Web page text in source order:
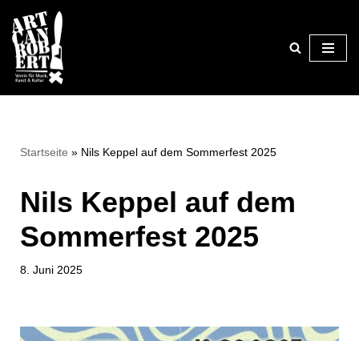
Zum
Inhalt
springen
Startseite » Nils Keppel auf dem Sommerfest 2025
Nils Keppel auf dem
Sommerfest 2025
8. Juni 2025